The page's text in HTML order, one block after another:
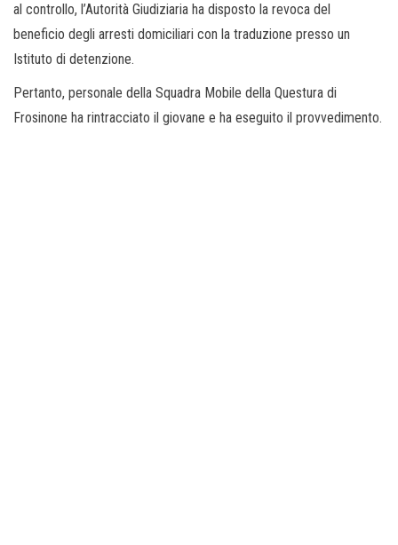
al controllo, l’Autorità Giudiziaria ha disposto la revoca del
beneficio degli arresti domiciliari con la traduzione presso un
Istituto di detenzione.
Pertanto, personale della Squadra Mobile della Questura di
Frosinone ha rintracciato il giovane e ha eseguito il provvedimento.